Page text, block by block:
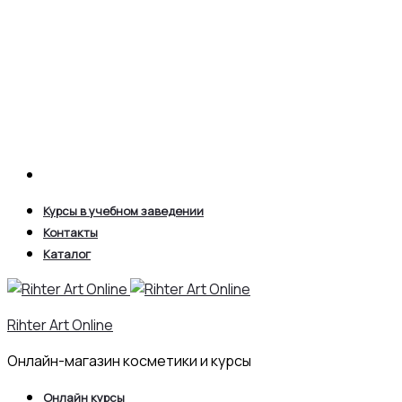
Курсы в учебном заведении
Контакты
Каталог
Rihter Art Online
Онлайн-магазин косметики и курсы
Онлайн курсы